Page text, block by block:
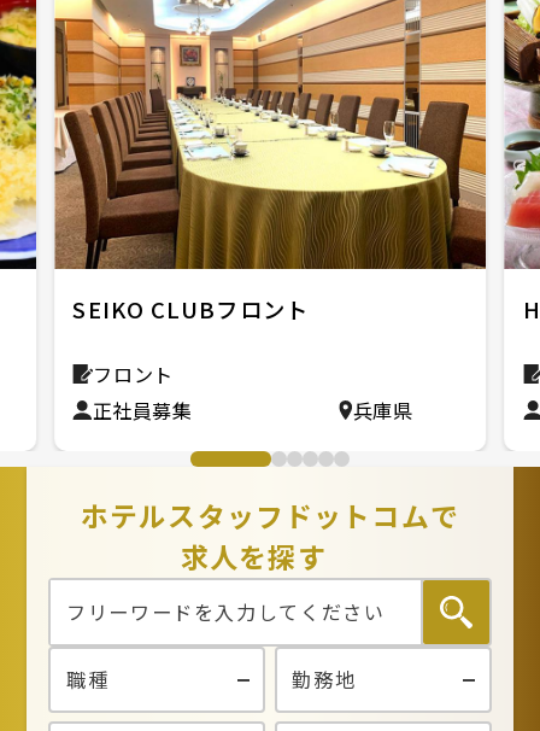
SEIKO CLUBフロント
フロント
正社員募集
兵庫県
ホテルスタッフドットコムで
求人を探す